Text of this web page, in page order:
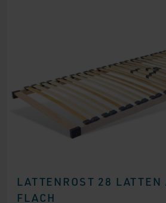
LATTENROST 28 LATTEN
FLACH